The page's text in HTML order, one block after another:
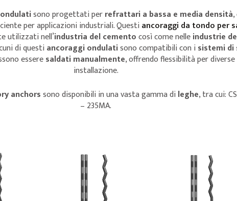
sono progettati perrefrattari a bassa e media densità
per applicazioni industriali. Questiancoraggi da tondo per
utilizzati nell’industria del cementocosì come nelleindustrie
di questiancoraggi ondulatisono compatibili con isistemi di
esseresaldati manualmente, offrendo flessibilità per
installazione.
anchorssono disponibili in una vasta gamma dileghe, tra cui:
– 235MA.
VEDI VEDI